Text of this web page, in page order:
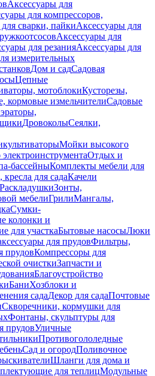
Аксессуары для
для компрессоров,
сварки, пайкиАксессуары для
Аксессуары для
для резанияАксессуары для
измерительных
Дом и садСадовая
Цепные
мотоблокиКусторезы,
кормовые измельчителиСадовые
ДровоколыСеялки,
Мойки высокого
Отдых и
бассейныКомплекты мебели для
кресла для садаКачели
РаскладушкиЗонты,
мебелиГрилиМангалы,
Сумки-
колонки и
для участкаБытовые насосыЛюки
для прудовФильтры,
прудовКомпрессоры для
очисткиЗапчасти и
Благоустройство
БаниХозблоки и
садаДекор для садаПочтовые
Скворечники, кормушки для
Фонтаны, скульптуры для
прудовУличные
Противогололедные
Сад и огородПоливочное
Шланги для дома и
для теплицМодульные